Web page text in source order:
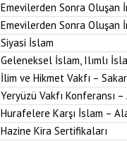
Emevilerden Sonra
Emevilerden Sonra
Siyasi İslam
Geleneksel İslam, Ilımlı
İlim ve Hikmet Vakfı –
Yeryüzü Vakfı Konferansı
Hurafelere Karşı İslam –
Hazine Kira Sertifikaları